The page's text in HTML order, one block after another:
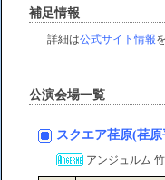
補足情報
詳細は公式サイト情報
公演会場一覧
スクエア荏原(荏
アンジュルム